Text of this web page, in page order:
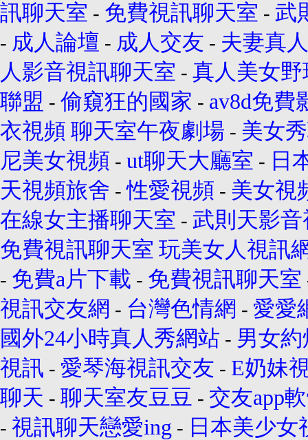
訊聊天室 - 免費視訊聊天室 - 武
- 成人論壇 - 成人交友 - 夫妻真
人影音視訊聊天室 - 真人美女
聯盟 - 偷窺狂的國家 - av8d免費
衣視頻 聊天室午夜劇場 - 美女
尼美女視頻 - ut聊天大廳室 - 日
天視頻旅舍 -性愛視頻 - 美女視
在線女主播聊天室 - 武則天影
免費視訊聊天室 玩美女人視訊
- 免費a片下載 - 免費視訊聊天室
視訊交友網 - 台灣色情網 - 愛愛
國外24小時真人秀網站 - 男女
視訊 - 愛琴海視訊交友 - E奶妹
聊天 - 聊天室友豆豆 - 交友app
- 視訊聊天戀愛ing - 日本美少女